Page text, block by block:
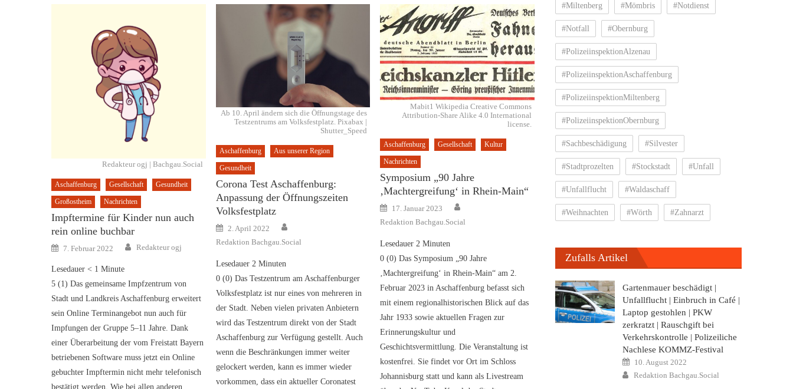
Redakteur ogj | Bachgau.Social
Aschaffenburg Gesellschaft Gesundheit
Großostheim Nachrichten
Impftermine für Kinder nun auch
rein online buchbar
Posted
on
7. Februar 2022 Author
Redakteur ogj
Lesedauer < 1 Minute
5 (1) Das gemeinsame Impfzentrum von
Stadt und Landkreis Aschaffenburg erweitert
sein Online Terminangebot nun auch für
Impfungen der Gruppe 5–11 Jahre. Dank
einer Überarbeitung der vom Freistatt Bayern
betriebenen Software muss jetzt ein Online
gebuchter Impftermin nicht mehr telefonisch
bestätigt werden. Wie bei allen anderen
Ab 10. April ändern sich die Öffnungstage des
Testzentrums am Volksfestplatz. Pixabax |
Shutter_Speed
Aschaffenburg Aus unserer Region
Gesundheit
Corona Test Aschaffenburg:
Anpassung der Öffnungszeiten
Volksfestplatz
Posted
on
2. April 2022
Redaktion Bachgau.Social
Lesedauer 2 Minuten
0 (0) Das Testzentrum am Aschaffenburger
Volksfestplatz ist nur eines von mehreren in
der Stadt. Neben vielen privaten Anbietern
wird das Testzentrum direkt von der Stadt
Aschaffenburg zur Verfügung gestellt. Auch
wenn die Beschränkungen immer weiter
gelockert werden, kann es immer wieder
vorkommen, dass ein aktueller Coronatest
Mabit1 Wikipedia Creative Commons
Attribution-Share Alike 4.0 International
license.
Aschaffenburg Gesellschaft Kultur
Nachrichten
Symposium „90 Jahre
‚Machtergreifung‘ in Rhein-Main“
Posted
on
17. Januar 2023
Redaktion Bachgau.Social
Lesedauer 2 Minuten
0 (0) Das Symposium „90 Jahre
‚Machtergreifung‘ in Rhein-Main“ am 2.
Februar 2023 in Aschaffenburg befasst sich
mit einem regionalhistorischen Blick auf das
Jahr 1933 sowie aktuellen Fragen zur
Erinnerungskultur und
Geschichtsvermittlung. Die Veranstaltung ist
kostenfrei. Sie findet vor Ort im Schloss
Johannisburg statt und kann als Livestream
#Miltenberg #Mömbris #Notdienst
#Notfall #Obernburg
#PolizeiinspektionAlzenau
#PolizeiinspektionAschaffenburg
#PolizeiinspektionMiltenberg
#PolizeiinspektionObernburg
#Sachbeschädigung #Silvester
#Stadtprozelten #Stockstadt #Unfall
#Unfallflucht #Waldaschaff
#Weihnachten #Wörth #Zahnarzt
Zufalls Artikel
Gartenmauer beschädigt |
Unfallflucht | Einbruch in Café |
Laptop gestohlen | PKW
zerkratzt | Rauschgift bei
Verkehrskontrolle | Polizeiliche
Nachlese KOMMZ-Festival
Posted
on
10. August 2022
Author
Redaktion Bachgau.Social